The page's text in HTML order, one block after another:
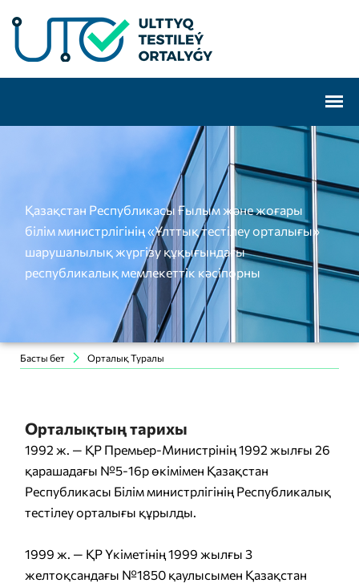
Қазақстан Республикасы Ғылым және жоғары
білім министрлігінің «Ұлттық тестілеу орталығы»
шарушалылық жүргізу құқығындағы
республикалық мемлекеттік кәсіпорны
Басты бет Орталық Туралы
Орталықтың тарихы
1992 ж. — ҚР Премьер-Министрінің 1992 жылғы 26
қарашадағы №5-16р өкімімен Қазақстан
Республикасы Білім министрлігінің Республикалық
тестілеу орталығы құрылды.
1999 ж. — ҚР Үкіметінің 1999 жылғы 3
желтоқсандағы №1850 қаулысымен Қазақстан